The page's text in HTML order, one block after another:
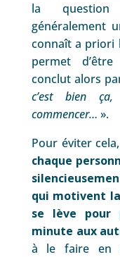
la
généralement
connaît a priori
permet
conclut alors
c’est bien
commencer… ».
Pour éviter
chaque
qui motivent
se lève pour
minute aux
à le faire en